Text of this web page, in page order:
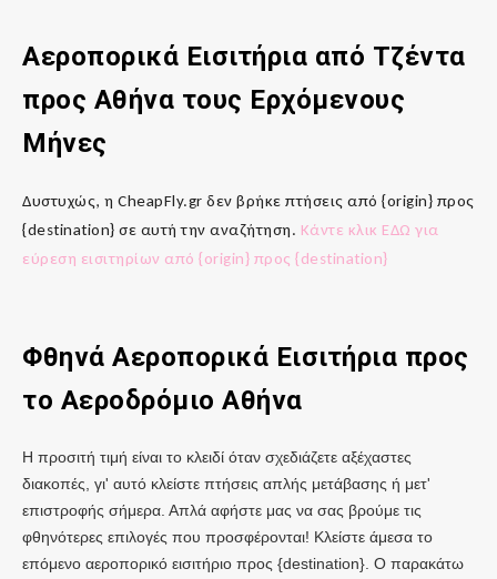
Αεροπορικά Εισιτήρια από Τζέντα
προς Αθήνα τους Ερχόμενους
Μήνες
Δυστυχώς, η CheapFly.gr δεν βρήκε πτήσεις από {origin} προς
{destination} σε αυτή την αναζήτηση. Κάντε κλικ ΕΔΩ για
εύρεση εισιτηρίων από {origin} προς {destination}
Φθηνά Αεροπορικά Εισιτήρια προς
το Αεροδρόμιο Αθήνα
Η προσιτή τιμή είναι το κλειδί όταν σχεδιάζετε αξέχαστες
διακοπές, γι' αυτό κλείστε πτήσεις απλής μετάβασης ή μετ'
επιστροφής σήμερα. Απλά αφήστε μας να σας βρούμε τις
φθηνότερες επιλογές που προσφέρονται! Κλείστε άμεσα το
επόμενο αεροπορικό εισιτήριο προς {destination}. Ο παρακάτω